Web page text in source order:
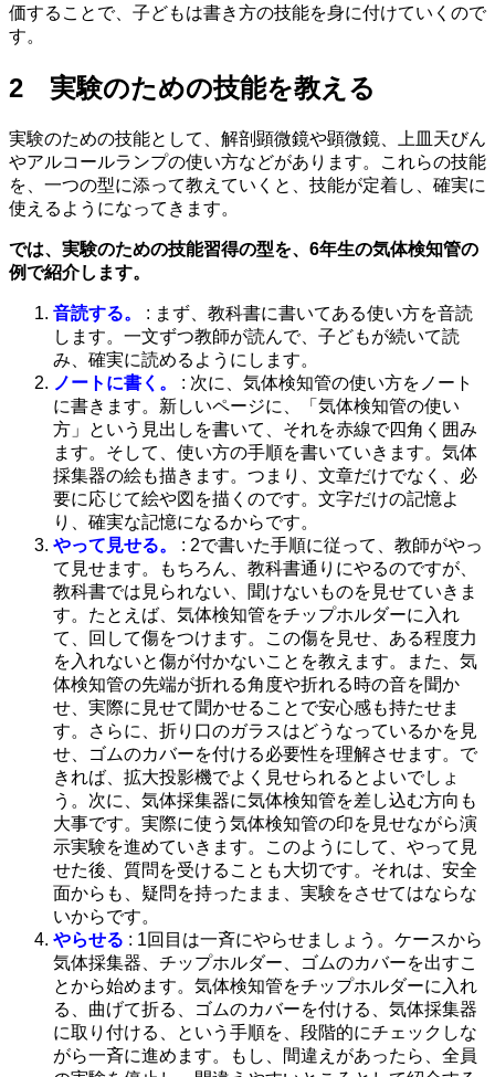
価することで、子どもは書き方の技能を身に付けていくので
す。
2 実験のための技能を教える
実験のための技能として、解剖顕微鏡や顕微鏡、上皿天びん
やアルコールランプの使い方などがあります。これらの技能
を、一つの型に添って教えていくと、技能が定着し、確実に
使えるようになってきます。
では、実験のための技能習得の型を、6年生の気体検知管の
例で紹介します。
音読する。
: まず、教科書に書いてある使い方を音読
します。一文ずつ教師が読んで、子どもが続いて読
み、確実に読めるようにします。
ノートに書く。
: 次に、気体検知管の使い方をノート
に書きます。新しいページに、「気体検知管の使い
方」という見出しを書いて、それを赤線で四角く囲み
ます。そして、使い方の手順を書いていきます。気体
採集器の絵も描きます。つまり、文章だけでなく、必
要に応じて絵や図を描くのです。文字だけの記憶よ
り、確実な記憶になるからです。
やって見せる。
: 2で書いた手順に従って、教師がやっ
て見せます。もちろん、教科書通りにやるのですが、
教科書では見られない、聞けないものを見せていきま
す。たとえば、気体検知管をチップホルダーに入れ
て、回して傷をつけます。この傷を見せ、ある程度力
を入れないと傷が付かないことを教えます。また、気
体検知管の先端が折れる角度や折れる時の音を聞か
せ、実際に見せて聞かせることで安心感も持たせま
す。さらに、折り口のガラスはどうなっているかを見
せ、ゴムのカバーを付ける必要性を理解させます。で
きれば、拡大投影機でよく見せられるとよいでしょ
う。次に、気体採集器に気体検知管を差し込む方向も
大事です。実際に使う気体検知管の印を見せながら演
示実験を進めていきます。このようにして、やって見
せた後、質問を受けることも大切です。それは、安全
面からも、疑問を持ったまま、実験をさせてはならな
いからです。
やらせる : 1回目は一斉にやらせましょう。ケースから
気体採集器、チップホルダー、ゴムのカバーを出すこ
とから始めます。気体検知管をチップホルダーに入れ
る、曲げて折る、ゴムのカバーを付ける、気体採集器
に取り付ける、という手順を、段階的にチェックしな
がら一斉に進めます。もし、間違えがあったら、全員